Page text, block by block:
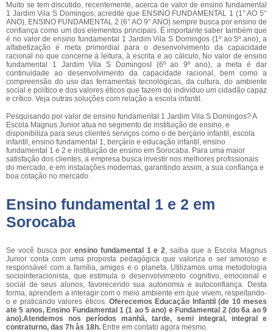
Muito se tem discutido, recentemente, acerca de valor de ensino fundamental
1 Jardim Vila S Domingos, acredite que ENSINO FUNDAMENTAL 1 (1° AO 5°
ANO), ENSINO FUNDAMENTAL 2 (6° AO 9° ANO) sempre busca por ensino de
confiança como um dos elementos principais. É importante saber também que
é no valor de ensino fundamental 1 Jardim Vila S Domingos (1º ao 5º ano), a
alfabetização é meta primordial para o desenvolvimento da capacidade
racional no que concerne à leitura, à escrita e ao cálculo, No valor de ensino
fundamental 1 Jardim Vila S DomingosI (6º ao 9º ano), a meta é dar
continuidade ao desenvolvimento da capacidade racional, bem como a
compreensão do uso das ferramentas tecnológicas, da cultura, do ambiente
social e político e dos valores éticos que fazem do indivíduo um cidadão capaz
e crítico. Veja outras soluções com relação a escola infantil.
Pesquisando por valor de ensino fundamental 1 Jardim Vila S Domingos? A
Escola Magnus Junior atua no segmento de instituição de ensino, e
disponibiliza para seus clientes serviços como o de berçário infantil, escola
infantil, ensino fundamental 1, berçário e educação infantil, ensino
fundamental 1 e 2 e instituição de ensino em Sorocaba. Para uma maior
satisfação dos clientes, a empresa busca investir nos melhores profissionais
do mercado, e em instalações modernas, garantindo assim, a sua confiança e
boa cotação no mercado.
Ensino fundamental 1 e 2 em
Sorocaba
Se você busca por ensino fundamental 1 e 2, saiba que a Escola Magnus
Junior conta com uma proposta pedagógica que valoriza o ser amoroso e
responsável com a família, amigos e o planeta. Utilizamos uma metodologia
sociointeracionista, que estimula o desenvolvimento cognitivo, emocional e
social de seus alunos, favorecendo sua autonomia e autoconfiança. Desta
forma, aprendem a interagir com o meio ambiente em que vivem, respeitando-
o e praticando valores éticos. Oferecemos Educação Infantil (de 10 meses
ate 5 anos, Ensino Fundamental 1 (1 ao 5 ano) e Fundamental 2 (do 6a ao 9
ano).Atendemos nos períodos manhã, tarde, semi integral, integral e
contraturno, das 7h às 18h. Entre em contato agora mesmo.